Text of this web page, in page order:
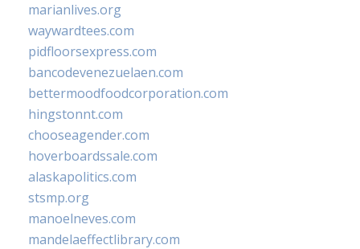
marianlives.org
waywardtees.com
pidfloorsexpress.com
bancodevenezuelaen.com
bettermoodfoodcorporation.com
hingstonnt.com
chooseagender.com
hoverboardssale.com
alaskapolitics.com
stsmp.org
manoelneves.com
mandelaeffectlibrary.com